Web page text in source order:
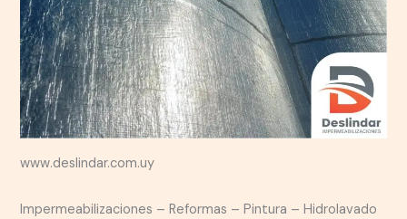
www.deslindar.com.uy
Impermeabilizaciones – Reformas – Pintura – Hidrolavado